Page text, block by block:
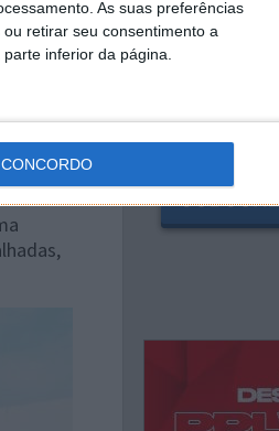
As suas preferências
retirar seu consentimento a
inferior da página.
CONCORDO
de
NEWSLETTER